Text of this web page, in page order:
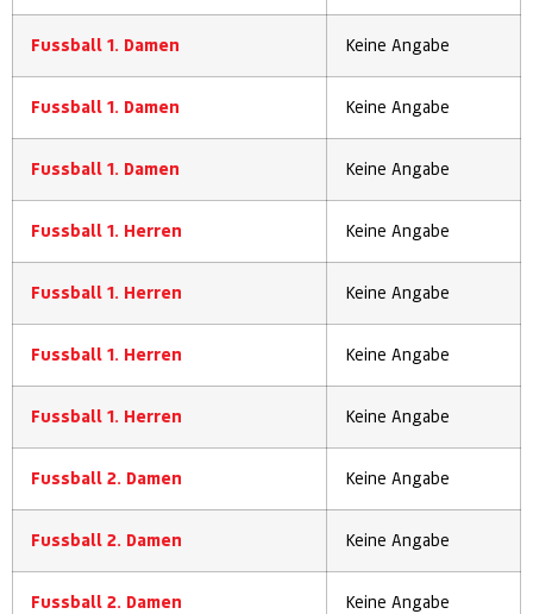
Fussball 1. Damen Keine Angabe
Fussball 1. Damen Keine Angabe
Fussball 1. Damen Keine Angabe
Fussball 1. Herren Keine Angabe
Fussball 1. Herren Keine Angabe
Fussball 1. Herren Keine Angabe
Fussball 1. Herren Keine Angabe
Fussball 2. Damen Keine Angabe
Fussball 2. Damen Keine Angabe
Fussball 2. Damen Keine Angabe